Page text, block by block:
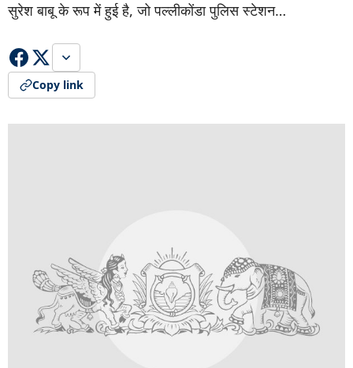
सुरेश बाबू के रूप में हुई है, जो पल्लीकोंडा पुलिस स्टेशन…
Copy link